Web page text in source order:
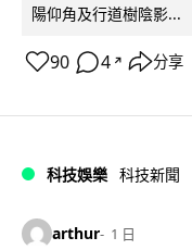
陽仰角及行道樹陰影...
90 4 ↗ 分享
科技娛樂 科技新聞
arthur 1 日